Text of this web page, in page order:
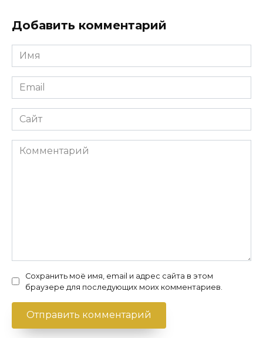
Добавить комментарий
Имя
*
Email
*
Сайт
Комментарий
Сохранить моё имя, email и адрес сайта в этом
браузере для последующих моих комментариев.